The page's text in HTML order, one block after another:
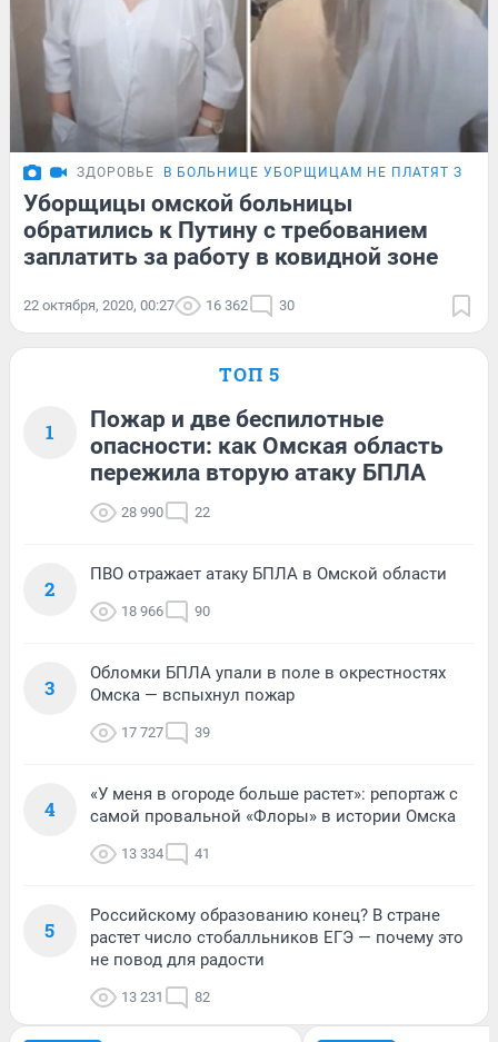
ЗДОРОВЬЕ В БОЛЬНИЦЕ УБОРЩИЦАМ НЕ ПЛАТЯТ ЗА
Уборщицы омской больницы
обратились к Путину с требованием
заплатить за работу в ковидной зоне
22 октября, 2020, 00:27 16 362 30
ТОП 5
1
Пожар и две беспилотные
опасности: как Омская область
пережила вторую атаку БПЛА
28 990 22
2
ПВО отражает атаку БПЛА в Омской области
18 966 90
3
Обломки БПЛА упали в поле в окрестностях
Омска — вспыхнул пожар
17 727 39
4
«У меня в огороде больше растет»: репортаж с
самой провальной «Флоры» в истории Омска
13 334 41
5
Российскому образованию конец? В стране
растет число стобалльников ЕГЭ — почему это
не повод для радости
13 231 82